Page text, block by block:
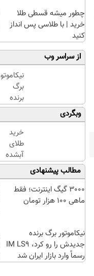
چطور میشه قسطی طلا
خرید | با طلاسی پس انداز
کنید
از سراسر وب
برگ
برنده
را رو
IM LS9
رسماً
وارد بازار
ایران
وبگردی
خرید
طلای
آبشده
حتی با
۱۰۰هزارتومان
مطالب پیشنهادی
3000 گیگ اینترنت؛ فقط
ماهی 100 هزار تومان
نیکاموتور برگ برنده
جدیدش را رو کرد، IM LS9
رسماً وارد بازار ایران شد